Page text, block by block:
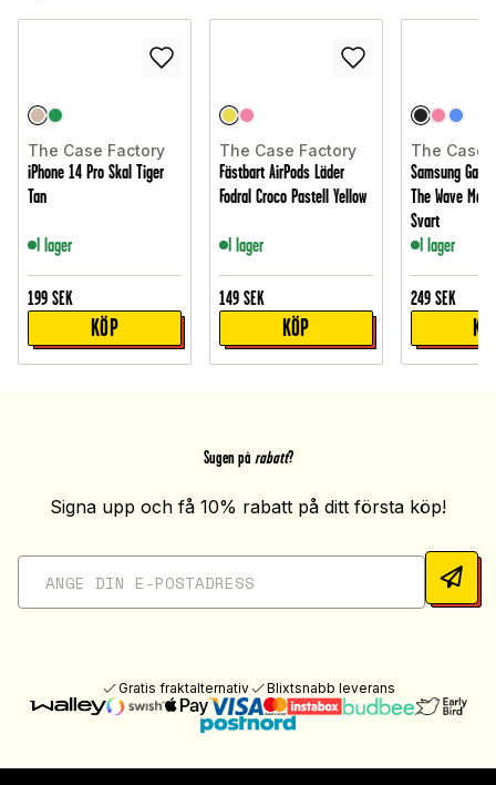
The Case Factory
iPhone 14 Pro Skal Tiger
Tan
I lager
199 SEK
KÖP
The Case Factory
Fästbart AirPods Läder
Fodral Croco Pastell Yellow
I lager
149 SEK
KÖP
The Case
Samsung
The Wave
Svart
I lager
249 SEK
Sugen på rabatt?
Signa upp och få 10% rabatt på ditt första köp!
Gratis fraktalternativ Blixtsnabb leverans